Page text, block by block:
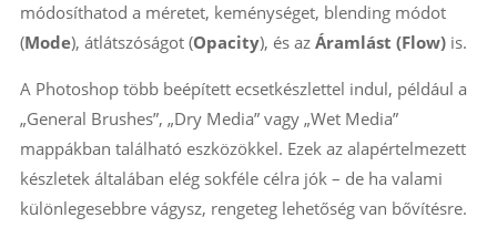
módosíthatod a méretet, keménységet, blending módot
(Mode), átlátszóságot (Opacity), és az Áramlást (Flow)is.
A Photoshop több beépített ecsetkészlettel indul, például a
„General Brushes”, „Dry Media” vagy „Wet Media”
mappákban található eszközökkel. Ezek az alapértelmezett
készletek általában elég sokféle célra jók – de ha valami
különlegesebbre vágysz, rengeteg lehetőség van bővítésre.